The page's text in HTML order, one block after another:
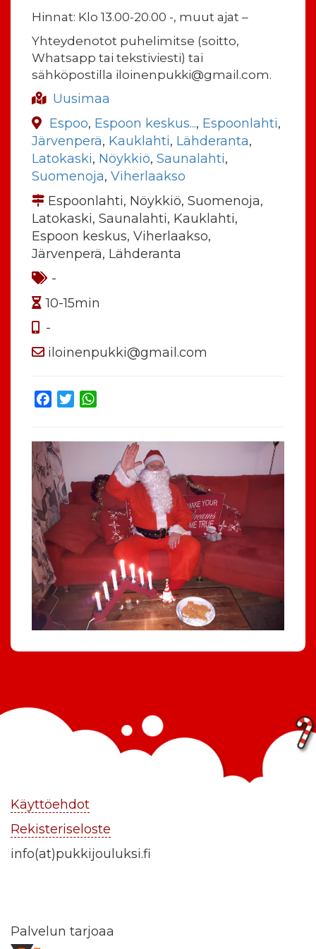
Hinnat: Klo 13.00-20.00 -, muut ajat –
Yhteydenotot puhelimitse (soitto,
Whatsapp tai tekstiviesti) tai
sähköpostilla iloinenpukki@gmail.com.
Uusimaa
Espoo, Espoon keskus..., Espoonlahti,
Järvenperä, Kauklahti, Lähderanta,
Latokaski, Nöykkiö, Saunalahti,
Suomenoja, Viherlaakso
Espoonlahti, Nöykkiö, Suomenoja,
Latokaski, Saunalahti, Kauklahti,
Espoon keskus, Viherlaakso,
Järvenperä, Lähderanta
-
10-15min
-
iloinenpukki@gmail.com
Facebook
Twitter
Käyttöehdot
Rekisteriseloste
info(at)pukkijouluksi.fi
Palvelun tarjoaa